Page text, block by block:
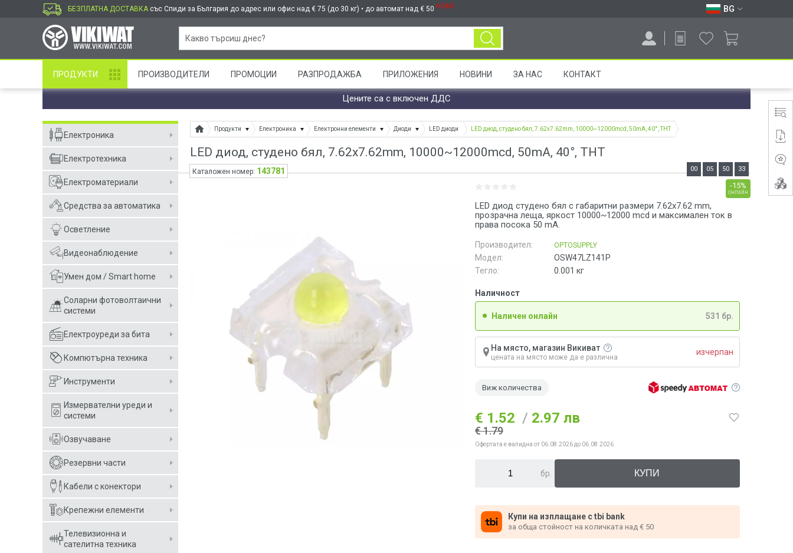
БЕЗПЛАТНА ДОСТАВКА със Спиди за България до адрес или офис над € 75 (до 30 кг) • до автомат над € 50 НОВО BG
ПРОДУКТИ ПРОИЗВОДИТЕЛИ ПРОМОЦИИ РАЗПРОДАЖБА ПРИЛОЖЕНИЯ НОВИНИ ЗА НАС КОНТАКТ
Цените са с включен ДДС
Електроника
Електротехника
Електроматериали
Средства за автоматика
Осветление
Видеонаблюдение
Умен дом / Smart home
Соларни фотоволтаични
системи
Електроуреди за бита
Компютърна техника
Инструменти
Измервателни уреди и
системи
Озвучаване
Резервни части
Кабели с конектори
Крепежни елементи
Телевизионна и
сателитна техника
Продукти Електроника Електронни елементи Диоди LED диоди LED диод, студено бял, 7.62x7.62mm, 10000~12000mcd, 50mA, 40°, THT
LED диод, студено бял, 7.62x7.62mm, 10000~12000mcd, 50mA, 40°, THT
LED диод студено бял с габаритни размери 7.62x7.62 mm,
прозрачна леща, яркост 10000~12000 mcd и максимален ток в
права посока 50 mA.
Производител: OPTOSUPPLY
Модел:
OSW47LZ141P
Тегло:
0.001 кг
Наличност
Наличен онлайн 531 бр.
На място, магазин Викиват
цената на място може да е различна
изчерпан
Виж количества
-15%
онлайн
00 05 50 32
€ 1.52 / 2.97 лв
€ 1.79
Офертата е валидна от 06.08.2026 до 06.08.2026
бр.
Купи на изплащане с tbi bank
за обща стойност на количката над € 50
Каталожен номер: 143781